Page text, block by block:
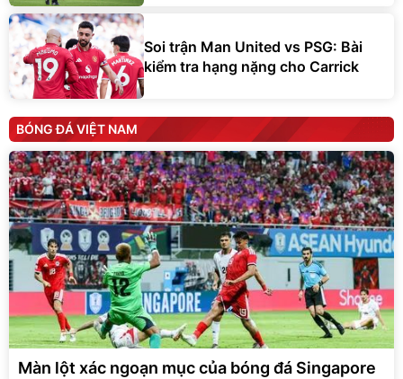
Soi trận Man United vs PSG: Bài
kiểm tra hạng nặng cho Carrick
BÓNG ĐÁ VIỆT NAM
Màn lột xác ngoạn mục của bóng đá Singapore